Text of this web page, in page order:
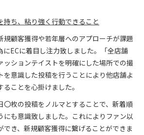
持ち、粘り強く行動できること
規顧客獲得や若年層へのアプローチが課題
にECに着目し注力致しました。「全店舗
ッションテイストを明確にした場所での撮
を意識した投稿を行うことにより他店舗よ
ことを心掛けました。
〇枚の投稿をノルマとすることで、新着順
にも意識致しました。これによりファン以
でき、新規顧客獲得に繋げることができま